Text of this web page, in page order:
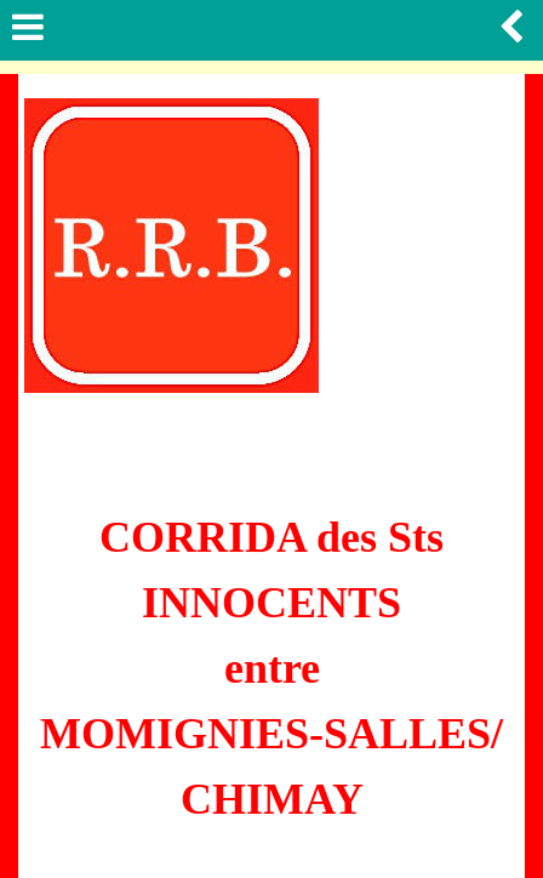
CORRIDA des Sts
INNOCENTS
entre
MOMIGNIES-SALLES/
CHIMAY